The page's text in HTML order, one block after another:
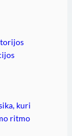
kuri
ritmo